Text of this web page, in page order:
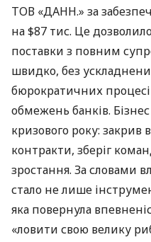
ТОВ «ДАНН.» за
на $87 тис. Це
поставки з повним
швидко, без
бюрократичних
обмежень банків.
кризового року: закрив
контракти, зберіг
зростання. За словами
стало не лише
яка повернула
«ловити свою велику